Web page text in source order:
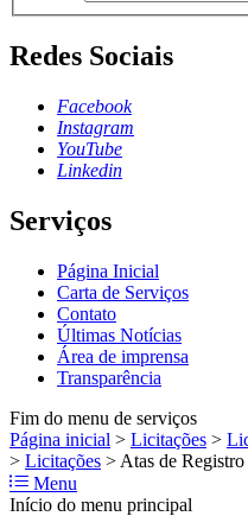
Redes Sociais
Facebook
Instagram
YouTube
Linkedin
Serviços
Página Inicial
Carta de Serviços
Contato
Últimas Notícias
Área de imprensa
Transparência
Fim do menu de serviços
Página inicial > Licitações >
> Licitações > Atas de Registro
Menu
Início do menu principal